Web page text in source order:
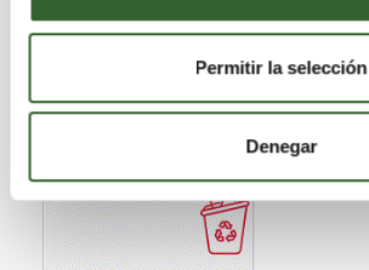
Permitir la selección
Denegar